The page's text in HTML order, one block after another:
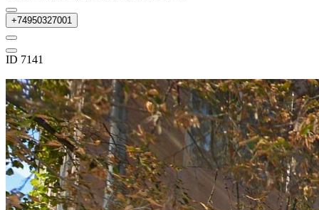
+74950327001
ID 7141